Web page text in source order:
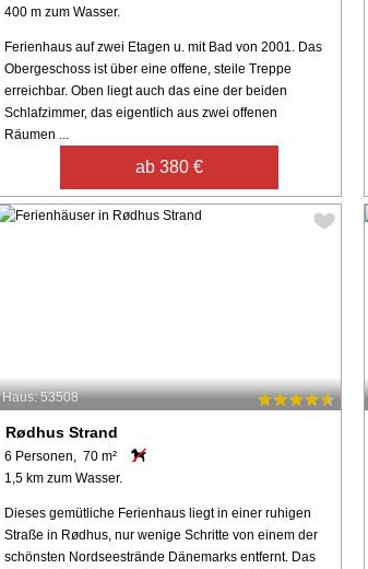
400 m zum Wasser.
Ferienhaus auf zwei Etagen u. mit Bad von 2001. Das
Obergeschoss ist über eine offene, steile Treppe
erreichbar. Oben liegt auch das eine der beiden
Schlafzimmer, das eigentlich aus zwei offenen
Räumen ...
ab 380 €
Haus: 53508
Rødhus Strand
6 Personen, 70 m²
1,5 km zum Wasser.
Dieses gemütliche Ferienhaus liegt in einer ruhigen
Straße in Rødhus, nur wenige Schritte von einem der
schönsten Nordseestrände Dänemarks entfernt. Das